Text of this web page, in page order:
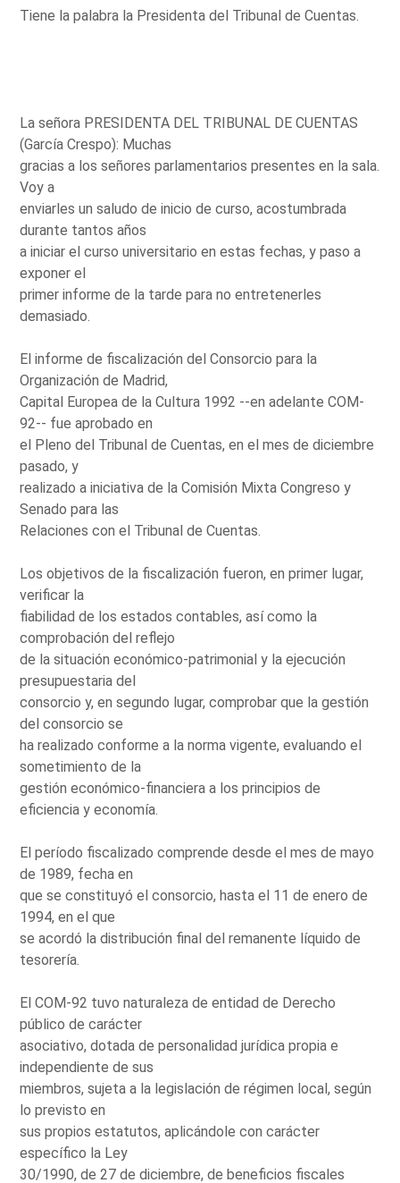
Tiene la palabra la Presidenta del Tribunal de Cuentas.
La señora PRESIDENTA DEL TRIBUNAL DE CUENTAS
(García Crespo): Muchas
gracias a los señores parlamentarios presentes en la sala.
Voy a
enviarles un saludo de inicio de curso, acostumbrada
durante tantos años
a iniciar el curso universitario en estas fechas, y paso a
exponer el
primer informe de la tarde para no entretenerles
demasiado.
El informe de fiscalización del Consorcio para la
Organización de Madrid,
Capital Europea de la Cultura 1992 --en adelante COM-
92-- fue aprobado en
el Pleno del Tribunal de Cuentas, en el mes de diciembre
pasado, y
realizado a iniciativa de la Comisión Mixta Congreso y
Senado para las
Relaciones con el Tribunal de Cuentas.
Los objetivos de la fiscalización fueron, en primer lugar,
verificar la
fiabilidad de los estados contables, así como la
comprobación del reflejo
de la situación económico-patrimonial y la ejecución
presupuestaria del
consorcio y, en segundo lugar, comprobar que la gestión
del consorcio se
ha realizado conforme a la norma vigente, evaluando el
sometimiento de la
gestión económico-financiera a los principios de
eficiencia y economía.
El período fiscalizado comprende desde el mes de mayo
de 1989, fecha en
que se constituyó el consorcio, hasta el 11 de enero de
1994, en el que
se acordó la distribución final del remanente líquido de
tesorería.
El COM-92 tuvo naturaleza de entidad de Derecho
público de carácter
asociativo, dotada de personalidad jurídica propia e
independiente de sus
miembros, sujeta a la legislación de régimen local, según
lo previsto en
sus propios estatutos, aplicándole con carácter
específico la Ley
30/1990, de 27 de diciembre, de beneficios fiscales